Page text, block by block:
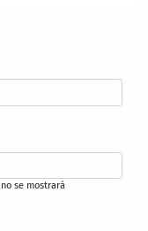
se mostrará